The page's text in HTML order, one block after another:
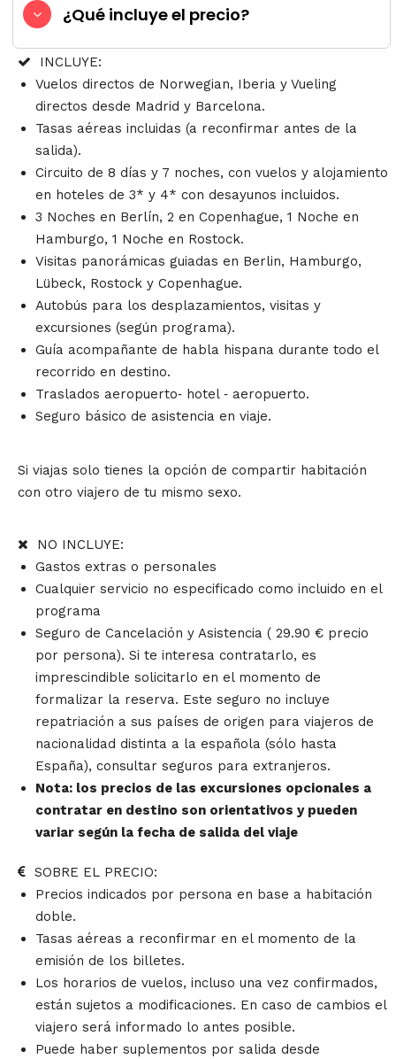
¿Qué incluye el precio?
INCLUYE:
Vuelos directos de Norwegian, Iberia y Vueling
directos desde Madrid y Barcelona.
Tasas aéreas incluidas (a reconfirmar antes de la
salida).
Circuito de 8 días y 7 noches, con vuelos y alojamiento
en hoteles de 3* y 4* con desayunos incluidos.
3 Noches en Berlín, 2 en Copenhague, 1 Noche en
Hamburgo, 1 Noche en Rostock.
Visitas panorámicas guiadas en Berlin, Hamburgo,
Lübeck, Rostock y Copenhague.
Autobús para los desplazamientos, visitas y
excursiones (según programa).
Guía acompañante de habla hispana durante todo el
recorrido en destino.
Traslados aeropuerto‐ hotel ‐ aeropuerto.
Seguro básico de asistencia en viaje.
Si viajas solo tienes la opción de compartir habitación
con otro viajero de tu mismo sexo.
NO INCLUYE:
Gastos extras o personales
Cualquier servicio no especificado como incluido en el
programa
Seguro de Cancelación y Asistencia ( 29.90 € precio
por persona). Si te interesa contratarlo, es
imprescindible solicitarlo en el momento de
formalizar la reserva. Este seguro no incluye
repatriación a sus países de origen para viajeros de
nacionalidad distinta a la española (sólo hasta
España), consultar seguros para extranjeros.
Nota: los precios de las excursiones opcionales a
contratar en destino son orientativos y pueden
variar según la fecha de salida del viaje
SOBRE EL PRECIO:
Precios indicados por persona en base a habitación
doble.
Tasas aéreas a reconfirmar en el momento de la
emisión de los billetes.
Los horarios de vuelos, incluso una vez confirmados,
están sujetos a modificaciones. En caso de cambios el
viajero será informado lo antes posible.
Puede haber suplementos por salida desde